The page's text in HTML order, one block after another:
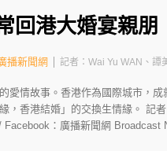
回港大婚宴親朋
播新聞網 記者：Wai Yu WAN、譚
愛情故事。香港作為國際城市，
，香港結婚」的交換生情緣。 記
：廣播新聞網 Broadcast